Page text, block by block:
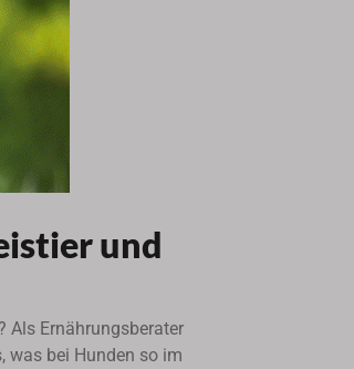
und
Als Ernährungsberater
was bei Hunden so im